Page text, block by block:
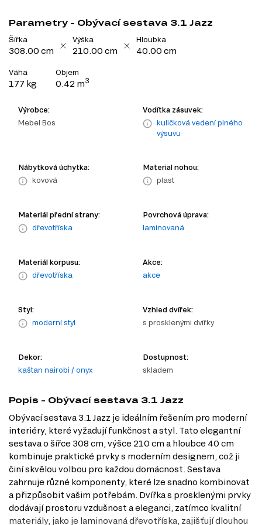
Parametry - Obývací sestava 3.1 Jazz
Šířka
308.00 cm
Výška
210.00 cm
Hloubka
40.00 cm
Váha
177 kg
Objem
0.42 m3
Výrobce:
Mebel Bos
Vodítka zásuvek:
kuličková vedení plného
výsuvu
Nábytková úchytka:
kovová
Material nohou:
plast
Materiál přední strany:
dřevotříska
Povrchová úprava:
laminovaná
Materiál korpusu:
dřevotříska
Akce:
akce
Styl:
moderní styl
Vzhled dvířek:
s prosklenými dvířky
Dekor:
kaštan nairobi / onyx
Dostupnost:
skladem
Popis - Obývací sestava 3.1 Jazz
Obývací sestava 3.1 Jazz je ideálním řešením pro moderní
interiéry, které vyžadují funkčnost a styl. Tato elegantní
sestava o šířce 308 cm, výšce 210 cm a hloubce 40 cm
kombinuje praktické prvky s moderním designem, což ji
činí skvělou volbou pro každou domácnost. Sestava
zahrnuje různé komponenty, které lze snadno kombinovat
a přizpůsobit vašim potřebám. Dvířka s prosklenými prvky
dodávají prostoru vzdušnost a eleganci, zatímco kvalitní
materiály, jako je laminovaná dřevotříska, zajišťují dlouhou